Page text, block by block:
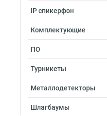
IP спикерфон
Комплектующие
ПО
Турникеты
Металлодетекторы
Шлагбаумы